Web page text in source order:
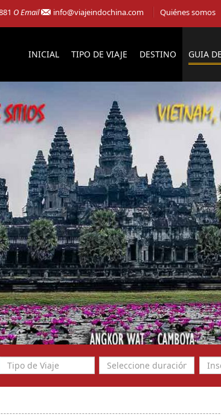
O Email info@viajeindochina.com Quiénes somos
INICIAL TIPO DE VIAJE DESTINO GUIA